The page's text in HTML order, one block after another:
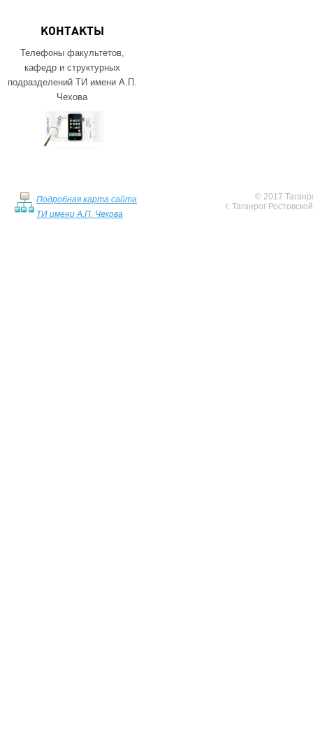
КОНТАКТЫ
Телефоны факультетов,
кафедр и структурных
подразделений ТИ имени А.П.
Чехова
Подробная карта сайта
ТИ имени А.П. Чехова
© 2017
г. Таганрог